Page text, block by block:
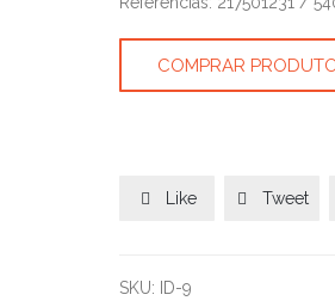
COMPRAR
 Like  Tweet
SKU:
ID-9